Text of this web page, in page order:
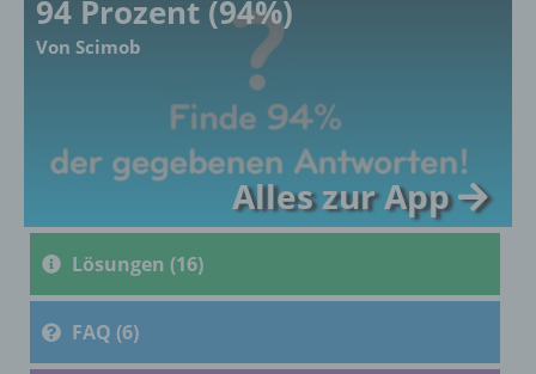
94 Prozent (94%)
Von Scimob
Alles zur App
Lösungen (16)
FAQ (6)
Ausdruck der physischen, physiologischen,
genetischen, psychischen, wirtschaftlichen,
kulturellen oder sozialen Identität dieser
natürlichen Person sind, identifiziert werden
b) betroffene Person
Betroffene Person ist jede identifizierte oder
identifizierbare natürliche Person, deren
personenbezogene Daten von dem für die
Verarbeitung Verantwortlichen verarbeitet